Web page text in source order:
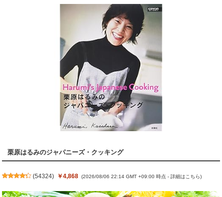
栗原はるみのジャパニーズ・クッキング
(54324) ￥4,868 (2026/08/06 22:14 GMT +09:00 時点 -詳細はこちら)